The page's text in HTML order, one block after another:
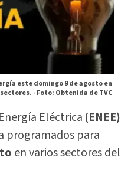
este domingo 9 de agosto en
-Foto: Obtenida de TVC
Eléctrica (ENEE)
programados para
en varios sectores del